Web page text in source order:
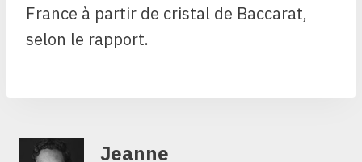
France à partir de cristal de Baccarat,
selon le rapport.
Jeanne